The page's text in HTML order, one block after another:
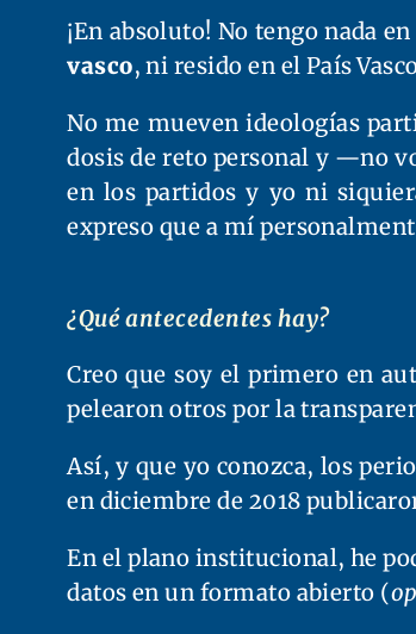
¡En absoluto! No tengo nada
vasco, ni resido en el País
No me mueven ideologías
dosis de reto personal y —no
en los partidos y yo ni
expreso que a mí
¿Qué antecedentes hay?
Creo que soy el primero en
pelearon otros por la
Así, y que yo conozca, los
en diciembre de 2018
En el plano institucional, he
datos en un formato abierto (